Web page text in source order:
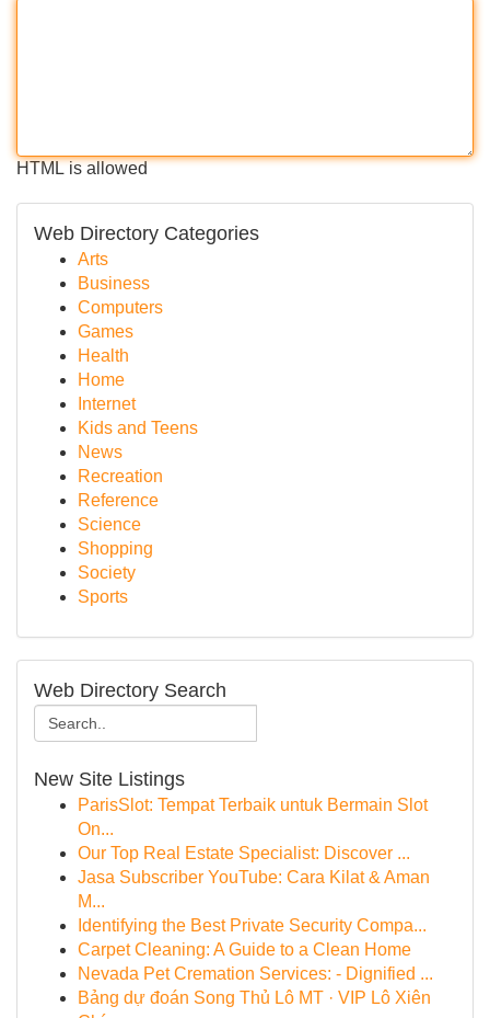
HTML is allowed
Web Directory Categories
Arts
Business
Computers
Games
Health
Home
Internet
Kids and Teens
News
Recreation
Reference
Science
Shopping
Society
Sports
Web Directory Search
New Site Listings
ParisSlot: Tempat Terbaik untuk Bermain Slot
On...
Our Top Real Estate Specialist: Discover ...
Jasa Subscriber YouTube: Cara Kilat & Aman
M...
Identifying the Best Private Security Compa...
Carpet Cleaning: A Guide to a Clean Home
Nevada Pet Cremation Services: - Dignified ...
Bảng dự đoán Song Thủ Lô MT · VIP Lô Xiên